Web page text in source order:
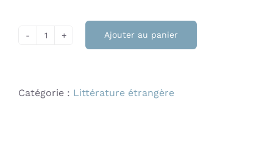
sans
Ajouter au panier
Catégorie : Littérature étrangère